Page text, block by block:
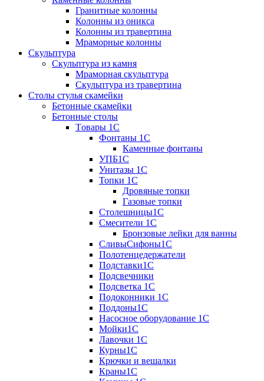
Гранитные колонны
Колонны из оникса
Колонны из травертина
Мраморные колонны
Скульптура
Скульптура из камня
Мраморная скульптура
Скульптура из травертина
Столы стулья скамейки
Бетонные скамейки
Бетонные столы
Tовары 1C
Фонтаны 1C
Каменные фонтаны
УПБ1С
Унитазы 1С
Топки 1С
Дровяные топки
Газовые топки
Столешницы1С
Смесители 1С
Бронзовые лейки для ванны
СливыСифоны1С
Полотенцедержатели
Подставки1С
Подсвечники
Подсветка 1С
Подоконники 1С
Поддоны1С
Насосное оборудование 1С
Мойки1С
Лавочки 1С
Курны1С
Крючки и вешалки
Краны1С